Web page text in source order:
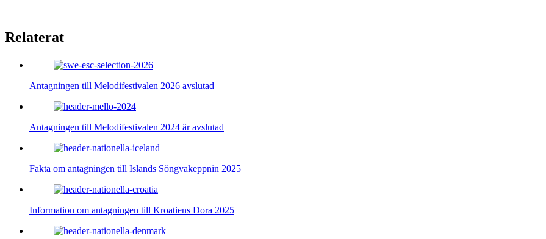
Relaterat
Antagningen till Melodifestivalen 2026 avslutad
Antagningen till Melodifestivalen 2024 är avslutad
Fakta om antagningen till Islands Söngvakeppnin 2025
Information om antagningen till Kroatiens Dora 2025